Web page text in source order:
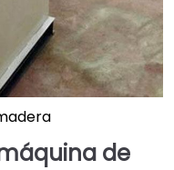
de